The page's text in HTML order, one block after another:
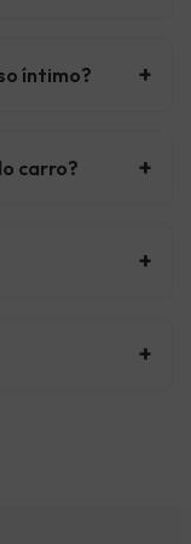
íntimo? +
carro? +
+
+